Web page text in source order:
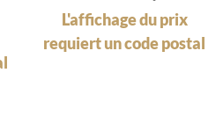
L'affichage du prix
requiert un code postal